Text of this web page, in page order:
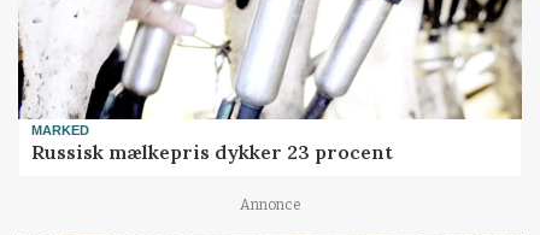
MARKED
Russisk mælkepris dykker 23 procent
Annonce